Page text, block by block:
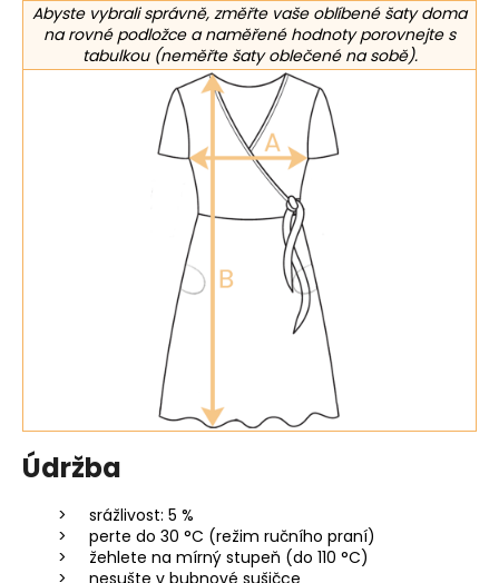
Abyste vybrali správně, změřte vaše oblíbené šaty doma
na rovné podložce a naměřené hodnoty porovnejte s
tabulkou (neměřte šaty oblečené na sobě).
Údržba
srážlivost: 5 %
perte do 30 °C (režim ručního praní)
žehlete na mírný stupeň (do 110 °C)
nesušte v bubnové sušičce